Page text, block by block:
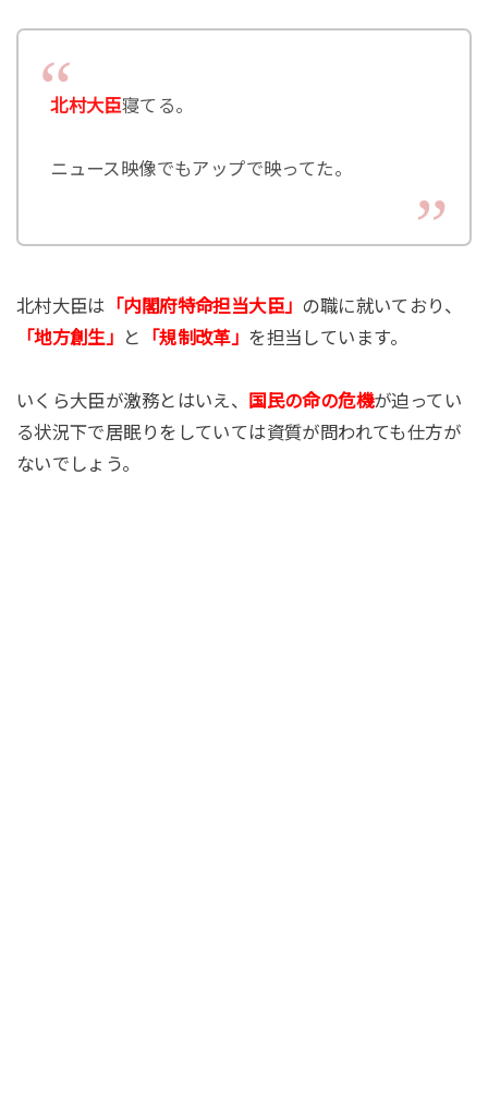
北村大臣寝てる。
ニュース映像でもアップで映ってた。
北村大臣は 「内閣府特命担当大臣」 の職に就いており、
「地方創生」
と 「規制改革」 を担当しています。
いくら大臣が激務とはいえ、 国民の命の危機が迫ってい
る状況下で居眠りをしていては資質が問われても仕方が
ないでしょう。